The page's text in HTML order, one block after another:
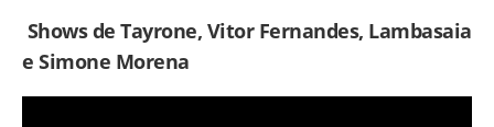
Shows de Tayrone, Vitor Fernandes, Lambasaia
e Simone Morena